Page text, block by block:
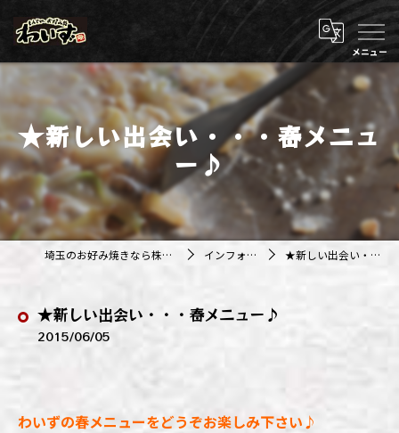
★新しい出会い・・・春メニュ
ー♪
埼玉のお好み焼きなら株式会社アジルカンパニー インフォメーション ★新しい出会い・・・春メニュー♪
★新しい出会い・・・春メニュー♪
2015/06/05
わいずの春メニューをどうぞお楽しみ下さい♪